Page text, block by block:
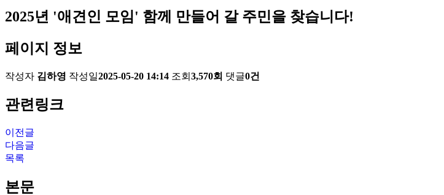
2025년 '애견인 모임' 함께 만들어 갈 주민을 찾습니다!
페이지 정보
작성자 김하영 작성일2025-05-20 14:14 조회 3,570회 댓글0건
관련링크
이전글
다음글
목록
본문